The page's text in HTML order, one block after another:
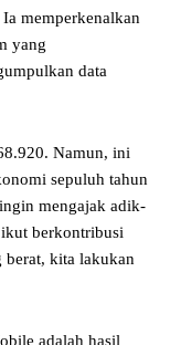
memperkenalkan
yang
data
Namun, ini
sepuluh tahun
mengajak adik-
berkontribusi
berat, kita lakukan
adalah hasil